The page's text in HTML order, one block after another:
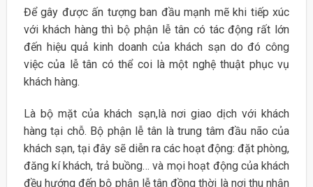
Để gây được ấn tượng ban đầu mạnh mẽ khi tiếp xúc
với khách hàng thì bộ phận lễ tân có tác động rất lớn
đến hiệu quả kinh doanh của khách sạn do đó công
việc của lễ tân có thể coi là một nghệ thuật phục vụ
khách hàng.
Là bộ mặt của khách sạn,là nơi giao dịch với khách
hàng tại chỗ. Bộ phận lễ tân là trung tâm đầu não của
khách sạn, tại đây sẽ diễn ra các hoạt động: đặt phòng,
đăng kí khách, trả buồng… và mọi hoạt động của khách
đều hướng đến bộ phận lễ tân đồng thời là nơi thu nhận